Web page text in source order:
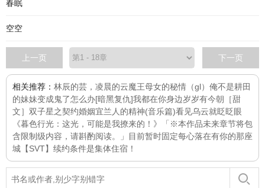
春眠
空空
上一页 下一页
相关推荐： 林辰的芸，凌晨的云魔王母女的秘情（gl） 俺不是耕田
的妹妹变成鬼了怎么办[暗黑复仇]我都在你身边岁岁有今朝［甜
文］ 双子星之契约婚姻宜兰人的精神(音乐篇)看见乌云就眨眨眼
《暮色行光：这光，可能是我撩来的！》「※本作品未来章节将包
含限制级内容，请斟酌阅读。」目前暂时固定每心落在有你的那座
城 【SVT】续约条件是集体住宿！